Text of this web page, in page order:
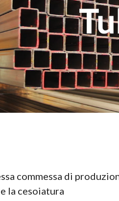
commessa di
e la cesoiatura